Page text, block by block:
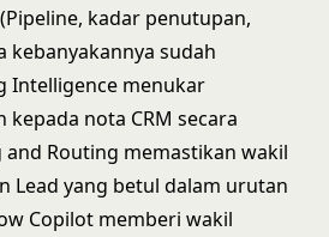
kadar penutupan,
kebanyakannya sudah
Intelligence menukar
nota CRM secara
Routing memastikan wakil
Lead yang betul dalam urutan
Copilot memberi wakil